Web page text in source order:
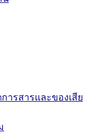
ารสารและของเสีย